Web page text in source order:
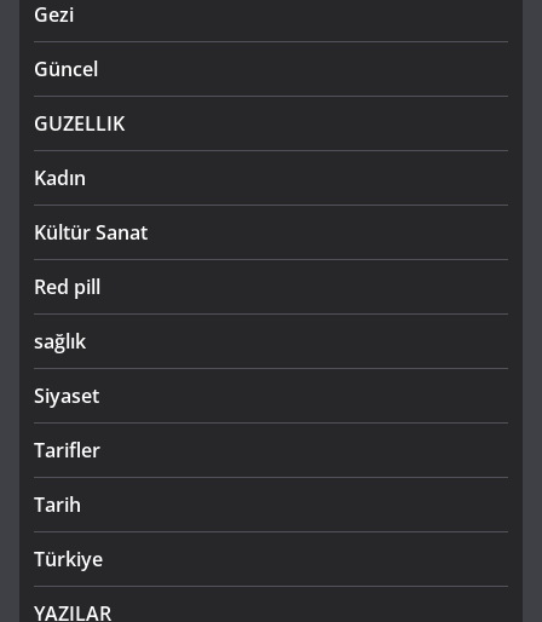
Gezi
Güncel
GUZELLIK
Kadın
Kültür Sanat
Red pill
sağlık
Siyaset
Tarifler
Tarih
Türkiye
YAZILAR